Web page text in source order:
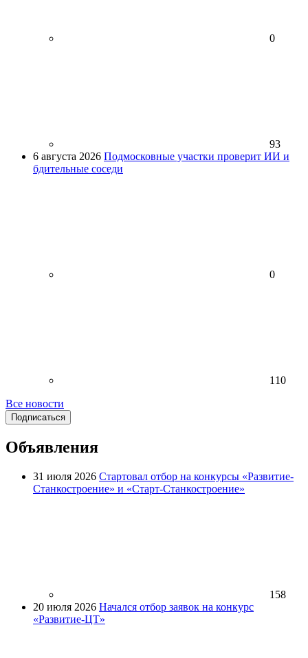
0
93
6 августа 2026 Подмосковные участки проверит ИИ и
бдительные соседи
0
110
Все новости
Подписаться
Объявления
31 июля 2026 Стартовал отбор на конкурсы «Развитие-
Станкостроение» и «Старт-Станкостроение»
158
20 июля 2026 Начался отбор заявок на конкурс
«Развитие-ЦТ»